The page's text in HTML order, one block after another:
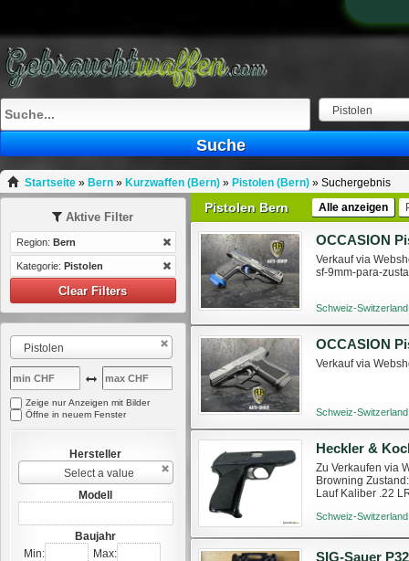
Pistolen
Suche
Startseite» Bern» Kurzwaffen (Bern)» Pistolen (Bern)» Suchergebnis
Pistolen Bern Alle anzeigen
Verkauf via
sf-9mm-para-
Schweiz-
Verkauf via
Schweiz-
Heckler &
Zu Verkaufen via
Browning
Lauf Kaliber .22
Schweiz-
Aktive Filter
Region: Bern
Kategorie: Pistolen
Clear Filters
Pistolen
Zeige nur Anzeigen mit Bilder
Öffne in neuem Fenster
Hersteller
Select a value
Modell
Baujahr
Min:
Max: